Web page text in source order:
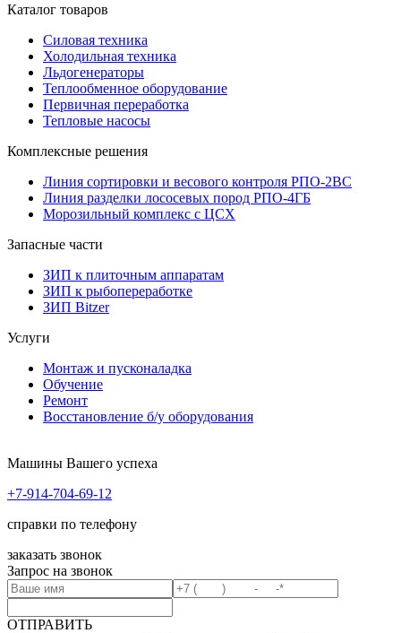
Каталог товаров
Силовая техника
Холодильная техника
Льдогенераторы
Теплообменное оборудование
Первичная переработка
Тепловые насосы
Комплексные решения
Линия сортировки и весового контроля РПО-2ВС
Линия разделки лососевых пород РПО-4ГБ
Морозильный комплекс с ЦСХ
Запасные части
ЗИП к плиточным аппаратам
ЗИП к рыбопереработке
ЗИП Bitzer
Услуги
Монтаж и пусконаладка
Обучение
Ремонт
Восстановление б/у оборудования
Машины Вашего успеха
+7-914-704-69-12
справки по телефону
заказать звонок
Запрос на звонок
ОТПРАВИТЬ